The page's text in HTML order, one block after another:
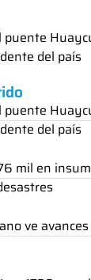
puente
del país
puente
del país
mil en
ve